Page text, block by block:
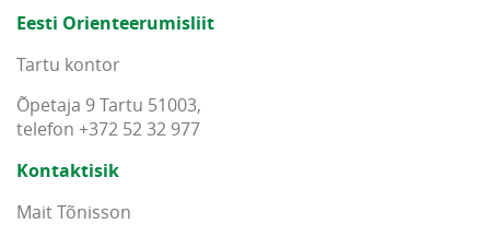
Eesti Orienteerumisliit
Tartu kontor
Õpetaja 9 Tartu 51003,
telefon +372 52 32 977
Kontaktisik
Mait Tõnisson